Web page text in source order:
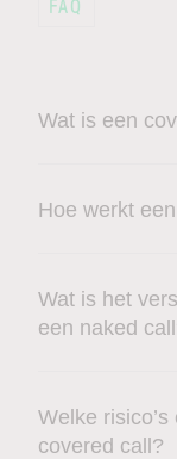
Wat is een
Hoe werkt
Wat is het
een naked
Welke
covered call?